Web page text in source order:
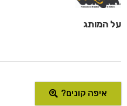
על המותג
איפה קונים?